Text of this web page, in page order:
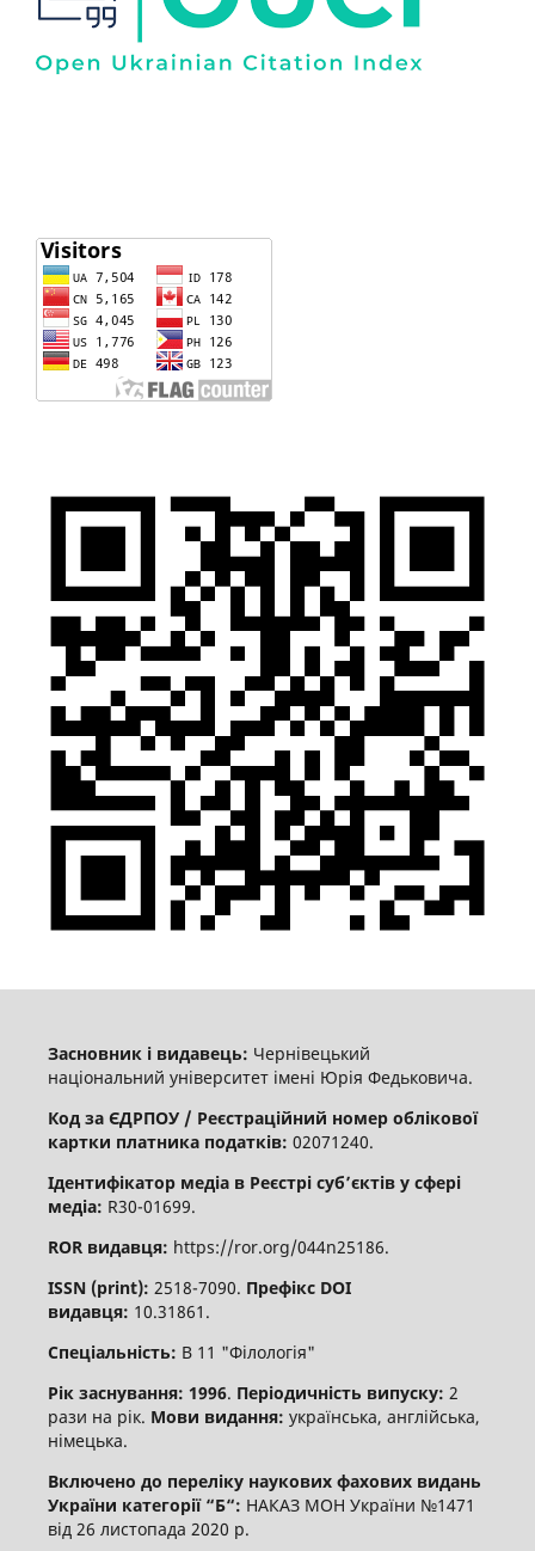
Засновник і видавець: Чернівецький
національний університет імені Юрія Федьковича.
Код за ЄДРПОУ / Реєстраційний номер облікової
картки платника податків: 02071240.
Ідентифікатор медіа в Реєстрі суб’єктів у сфері
медіа: R30-01699.
ROR видавця: https://ror.org/044n25186.
ISSN (print): 2518-7090. Префікс DOI
видавця: 10.31861.
Спеціальність: В 11 "Філологія"
Рік заснування: 1996. Періодичність випуску: 2
рази на рік. Мови видання: українська, англійська,
німецька.
Включено до переліку наукових фахових видань
України категорії “Б“: НАКАЗ МОН України №1471
від 26 листопада 2020 р.